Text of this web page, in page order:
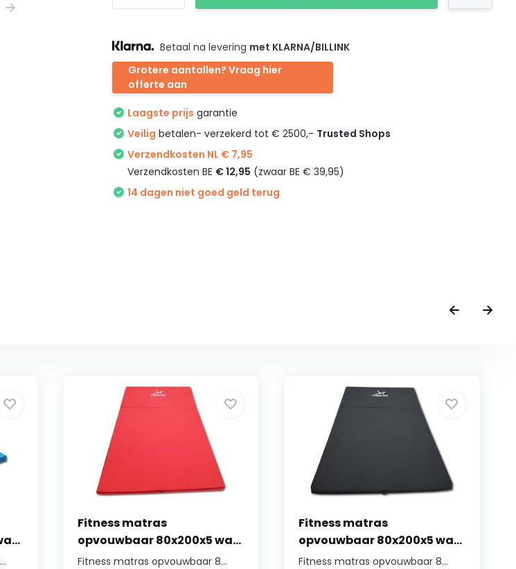
Betaal na levering met KLARNA/BILLINK
Grotere aantallen? Vraag hier
offerte aan
Laagste prijs garantie
Veilig betalen- verzekerd tot € 2500,- Trusted Shops
Verzendkosten NL € 7,95
Verzendkosten BE € 12,95 (zwaar BE € 39,95)
14 dagen niet goed geld terug
Fitness matras
opvouwbaar 80x200x5 wa...
Fitness matras opvouwbaar 8...
Fitness matras
opvouwbaar 80x200x5 wa...
Fitness matras opvouwbaar 8...